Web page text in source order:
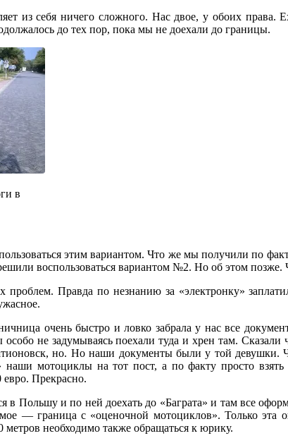
из себя ничего сложного. Нас двое, у обоих
до тех пор, пока мы не доехали до границы.
в
этим вариантом. Что же мы получили по
воспользоваться вариантом №2. Но об этом позже.
проблем. Правда по незнанию за «электронку»
очень быстро и ловко забрала у нас все
не задумываясь поехали туда и хрен там.
но. Но наши документы были у той
наши мотоциклы на тот пост, а по факту просто
Прекрасно.
в Польшу и по ней доехать до «Баграта» и там все
— граница с «оценочной мотоциклов». Только эта
метров необходимо также обращаться к юрику.